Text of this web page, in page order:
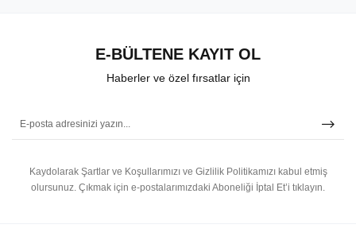
E-BÜLTENE KAYIT OL
Haberler ve özel fırsatlar için
Kaydolarak Şartlar ve Koşullarımızı ve Gizlilik Politikamızı kabul etmiş
olursunuz. Çıkmak için e-postalarımızdaki Aboneliği İptal Et’i tıklayın.